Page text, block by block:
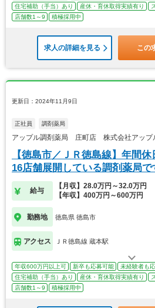
住宅補助（手当）あり
産休・育休取得実績有り
店舗数1～9
積極採用中
求人の詳細を見る この
更新日：2024年11月9日
正社員 調剤薬局
アップル調剤薬局 庄町店 株式会社アップ
【徳島市／ＪＲ徳島線】年間
16店舗展開している調剤薬局で
給与
【月収】28.0万円～32.0万円
【年収】400万円～600万円
勤務地 徳島県 徳島市
アクセス ＪＲ徳島線 蔵本駅
年収600万円以上可 新卒も応募可能 未経験者も
住宅補助（手当）あり
産休・育休取得実績有り
店舗数1～9
積極採用中